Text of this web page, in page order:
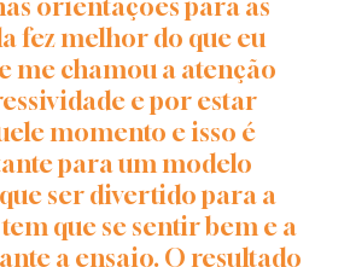
orientações para as
fez melhor do que eu
me chamou a atenção
e por estar
momento e isso é
para um modelo
ser divertido para a
que se sentir bem e a
a ensaio. O resultado